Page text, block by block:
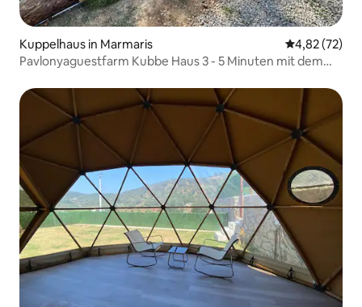
Kuppelhaus in Marmaris
4,82 (72)
Pavlonyaguestfarm Kubbe Haus 3 - 5 Minuten mit dem